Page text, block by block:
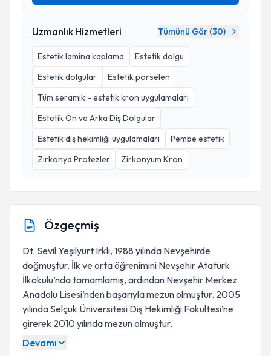
Uzmanlık Hizmetleri Tümünü Gör (30)
Estetik lamina kaplama
Estetik dolgu
Estetik dolgular
Estetik porselen
Tüm seramik - estetik kron uygulamaları
Estetik Ön ve Arka Diş Dolgular
Estetik diş hekimliği uygulamaları
Pembe estetik
Zirkonya Protezler
Zirkonyum Kron
Özgeçmiş
Dt. Sevil Yeşilyurt Irklı, 1988 yılında Nevşehirde
doğmuştur. İlk ve orta öğrenimini Nevşehir Atatürk
İlkokulu’nda tamamlamış, ardından Nevşehir Merkez
Anadolu Lisesi’nden başarıyla mezun olmuştur. 2005
yılında Selçuk Üniversitesi Diş Hekimliği Fakültesi’ne
girerek 2010 yılında mezun olmuştur.
Devamı